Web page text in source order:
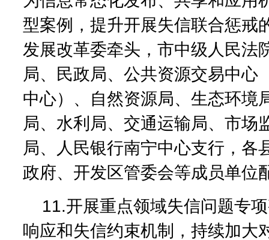
型案例，提升开展失信联合惩戒
发展改革委牵头，市中级人民法
局、民政局、公共资源交易中心
中心）、自然资源局、生态环境
局、水利局、交通运输局、市场
局、人民银行南宁中心支行，各
政府、开发区管委会等成员单位
11.开展重点领域失信问题专
响应和失信约束机制，持续加大